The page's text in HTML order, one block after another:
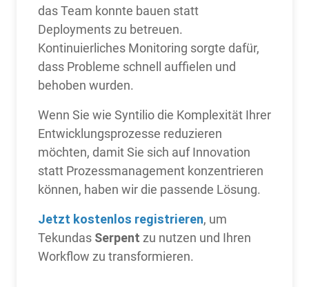
das Team konnte bauen statt
Deployments zu betreuen.
Kontinuierliches Monitoring sorgte dafür,
dass Probleme schnell auffielen und
behoben wurden.
Wenn Sie wie Syntilio die Komplexität Ihrer
Entwicklungsprozesse reduzieren
möchten, damit Sie sich auf Innovation
statt Prozessmanagement konzentrieren
können, haben wir die passende Lösung.
Jetzt kostenlos registrieren, um
Tekundas Serpent zu nutzen und Ihren
Workflow zu transformieren.